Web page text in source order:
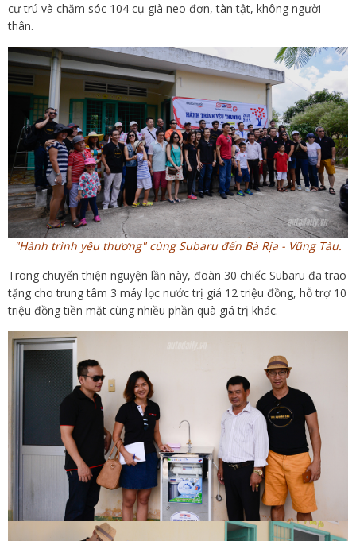
cư trú và chăm sóc 104 cụ già neo đơn, tàn tật, không người
thân.
"Hành trình yêu thương" cùng Subaru đến Bà Rịa - Vũng Tàu.
Trong chuyến thiện nguyện lần này, đoàn 30 chiếc Subaru đã trao
tặng cho trung tâm 3 máy lọc nước trị giá 12 triệu đồng, hỗ trợ 10
triệu đồng tiền mặt cùng nhiều phần quà giá trị khác.